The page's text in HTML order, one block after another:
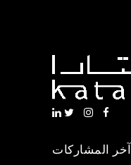
آخر المشاركات